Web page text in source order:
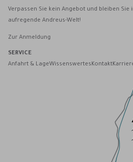
Verpassen Sie kein Angebot und bleiben
aufregende Andreus-Welt!
Zur Anmeldung
SERVICE
Anfahrt & LageWissenswertesKontakt